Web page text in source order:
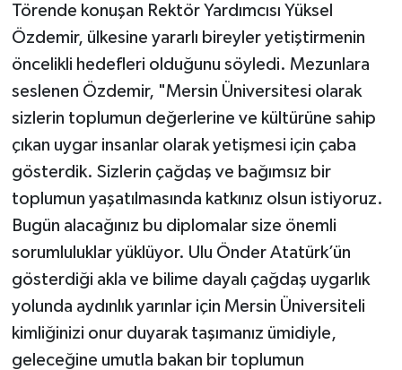
Törende konuşan Rektör Yardımcısı Yüksel
Özdemir, ülkesine yararlı bireyler yetiştirmenin
öncelikli hedefleri olduğunu söyledi. Mezunlara
seslenen Özdemir, "Mersin Üniversitesi olarak
sizlerin toplumun değerlerine ve kültürüne sahip
çıkan uygar insanlar olarak yetişmesi için çaba
gösterdik. Sizlerin çağdaş ve bağımsız bir
toplumun yaşatılmasında katkınız olsun istiyoruz.
Bugün alacağınız bu diplomalar size önemli
sorumluluklar yüklüyor. Ulu Önder Atatürk’ün
gösterdiği akla ve bilime dayalı çağdaş uygarlık
yolunda aydınlık yarınlar için Mersin Üniversiteli
kimliğinizi onur duyarak taşımanız ümidiyle,
geleceğine umutla bakan bir toplumun